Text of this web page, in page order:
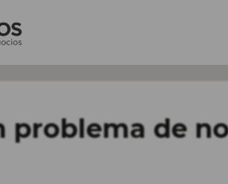
problema de